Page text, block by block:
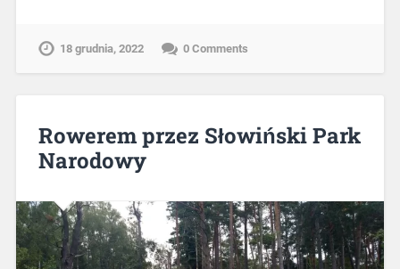
18 grudnia, 2022 0 Comments
Rowerem przez Słowiński Park
Narodowy